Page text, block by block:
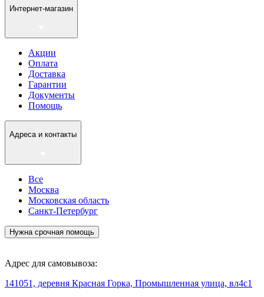
Интернет-магазин
Акции
Оплата
Доставка
Гарантии
Документы
Помощь
Адреса и контакты
Все
Москва
Московская область
Санкт-Петербург
Нужна срочная помощь
Адрес для самовывоза:
141051, деревня Красная Горка, Промышленная улица, вл4с1